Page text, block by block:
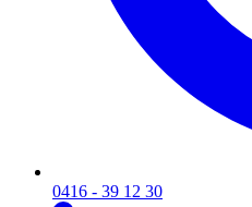
0416 - 39 12 30